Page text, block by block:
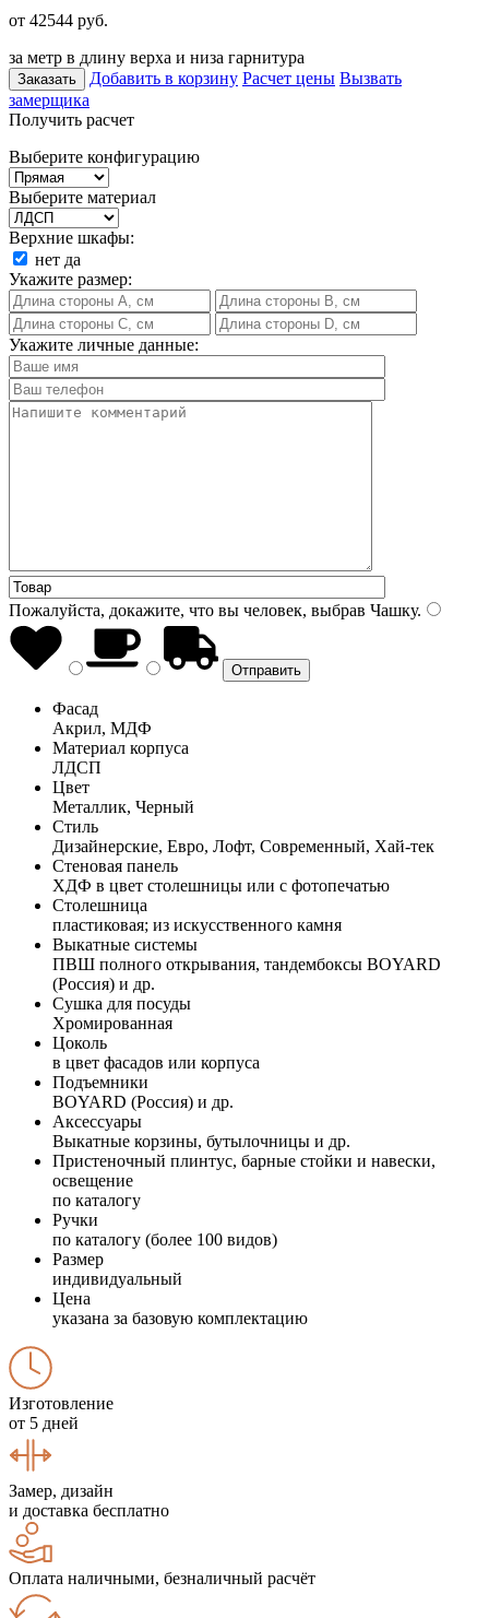
от 42544 руб.
за метр в длину верха и низа гарнитура
Заказать Добавить в корзину Расчет цены Вызвать
замерщика
Получить расчет
Выберите конфигурацию
Выберите материал
Верхние шкафы:
нет да
Укажите размер:
Укажите личные данные:
Пожалуйста, докажите, что вы человек, выбрав Чашку.
Фасад
Акрил, МДФ
Материал корпуса
ЛДСП
Цвет
Металлик, Черный
Стиль
Дизайнерские, Евро, Лофт, Современный, Хай-тек
Стеновая панель
ХДФ в цвет столешницы или с фотопечатью
Столешница
пластиковая; из искусственного камня
Выкатные системы
ПВШ полного открывания, тандембоксы BOYARD
(Россия) и др.
Сушка для посуды
Хромированная
Цоколь
в цвет фасадов или корпуса
Подъемники
BOYARD (Россия) и др.
Аксессуары
Выкатные корзины, бутылочницы и др.
Пристеночный плинтус, барные стойки и навески,
освещение
по каталогу
Ручки
по каталогу (более 100 видов)
Размер
индивидуальный
Цена
указана за базовую комплектацию
Изготовление
от 5 дней
Замер, дизайн
и доставка бесплатно
Оплата наличными, безналичный расчёт